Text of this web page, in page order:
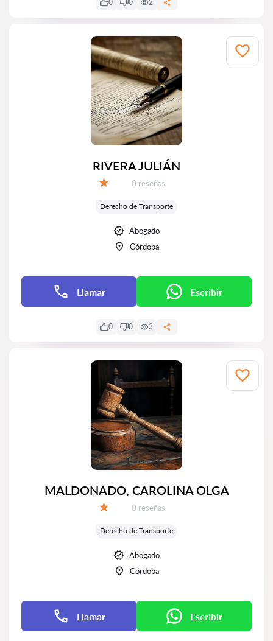
0 0 2
RIVERA JULIÁN
Número de reseñas:
0 reseñas
Derecho de Transporte
Abogado
Córdoba
Llamar Escribir
0 0 3
MALDONADO, CAROLINA OLGA
Número de reseñas:
0 reseñas
Derecho de Transporte
Abogado
Córdoba
Llamar Escribir